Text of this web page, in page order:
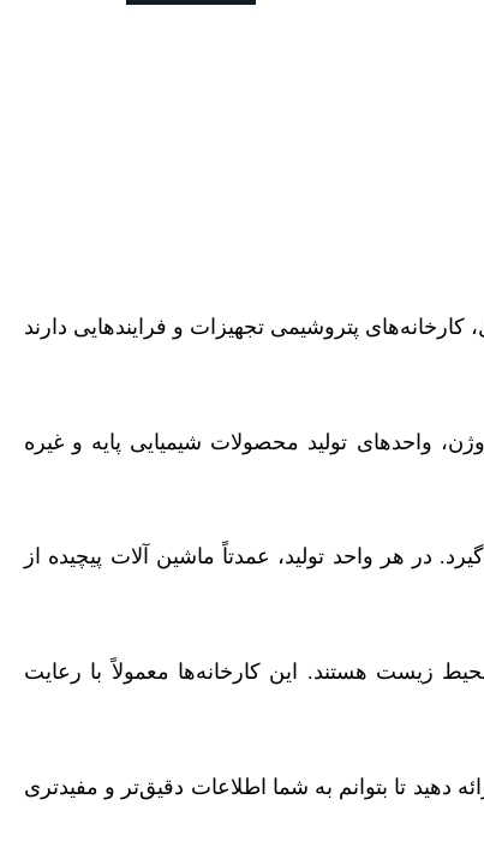
پتروشیمی تجهیزات و فرایندهایی دارند
واحدهای تولید محصولات شیمیایی پایه و غیره
در هر واحد تولید، عمدتاً ماشین آلات پیچیده از
زیست هستند. این کارخانه‌ها معمولاً با رعایت
دهید تا بتوانم به شما اطلاعات دقیق‌تر و مفید‌تری